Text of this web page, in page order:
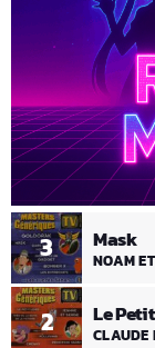
2 Le
CLAUDE
3 Mask
NOAM